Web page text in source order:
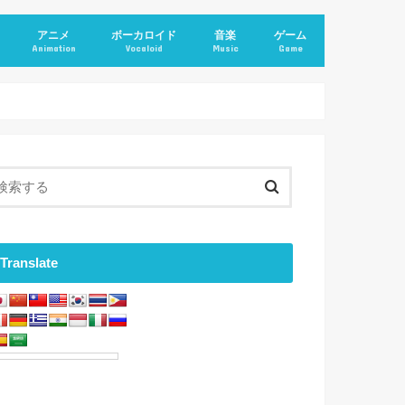
アニメ
Animation
ボーカロイド
Vocaloid
音楽
Music
ゲーム
Game
Translate